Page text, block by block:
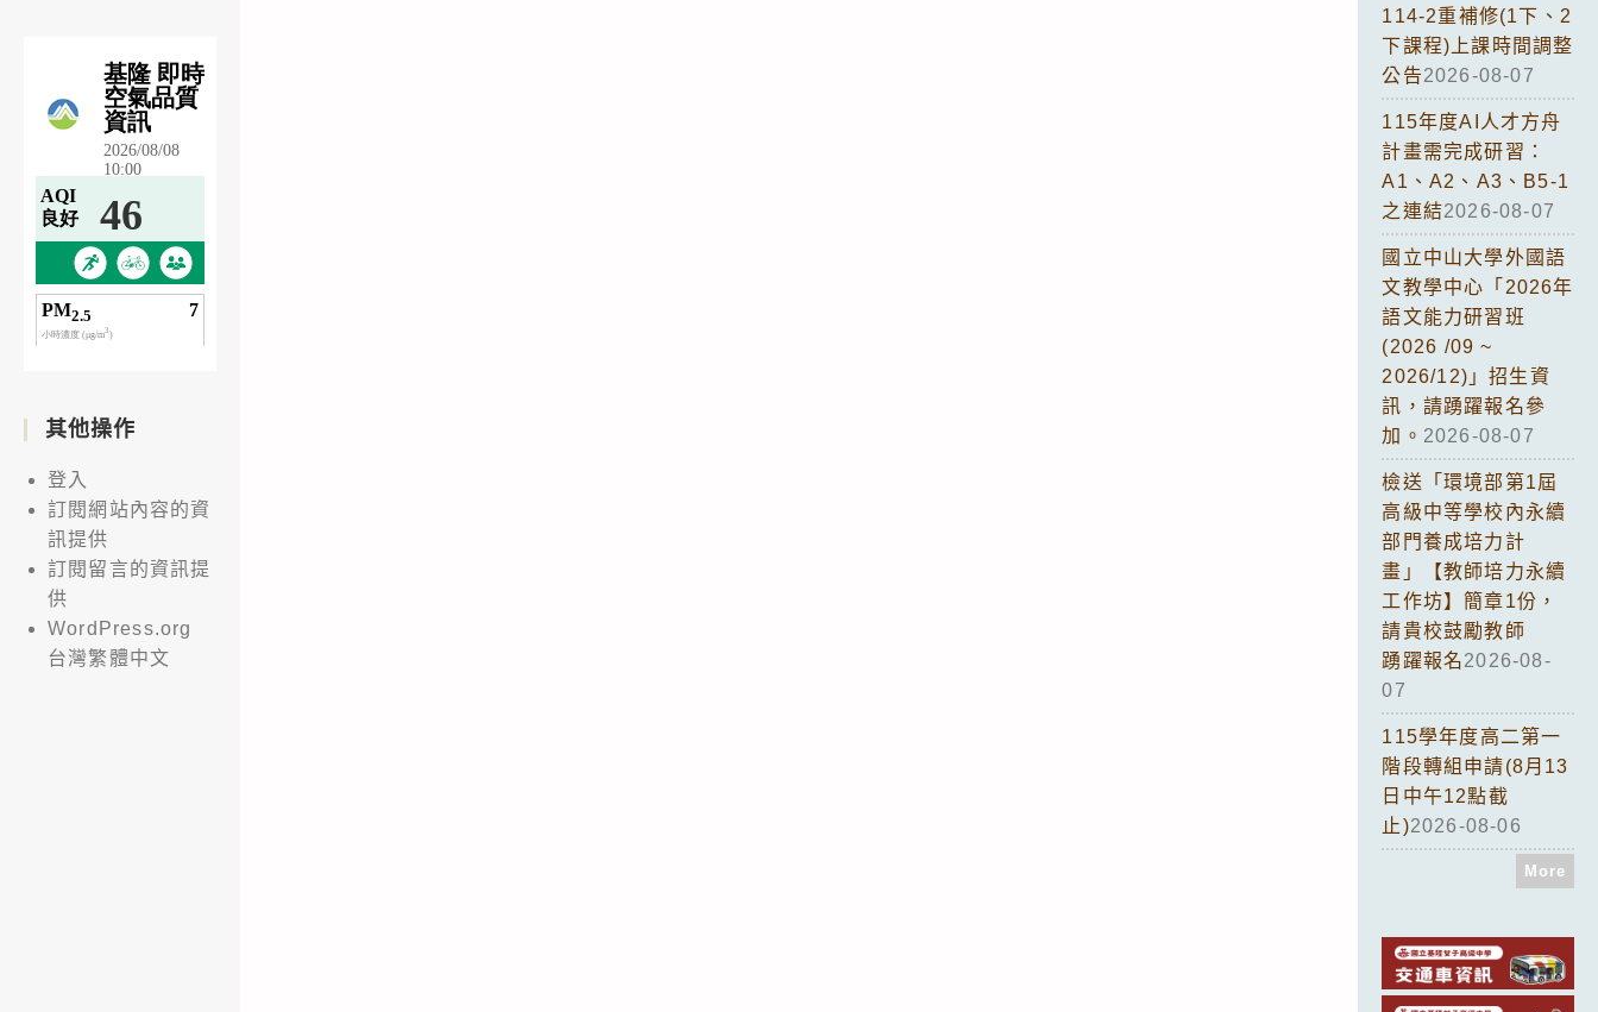
其他操作
登入
訂閱網站內容的資
訊提供
訂閱留言的資訊提
供
WordPress.org
台灣繁體中文
114-2重補修(1下、2
下課程)上課時間調整
公告2026-08-07
115年度AI人才方舟
計畫需完成研習：
A1、A2、A3、B5-1
之連結2026-08-07
國立中山大學外國語
文教學中心「2026年
語文能力研習班
(2026 /09 ~
2026/12)」招生資
訊，請踴躍報名參
加。 2026-08-07
檢送「環境部第1屆
高級中等學校內永續
部門養成培力計
畫」【教師培力永續
工作坊】簡章1份，
請貴校鼓勵教師
踴躍報名2026-08-
07
115學年度高二第一
階段轉組申請(8月13
日中午12點截
止)2026-08-06
More